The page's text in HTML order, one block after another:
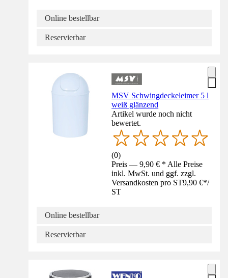
Online bestellbar
Reservierbar
MSV Schwingdeckeleimer 5 l
weiß glänzend
Artikel wurde noch nicht
bewertet.
(0)
Preis — 9,90 € * Alle Preise
inkl. MwSt. und ggf. zzgl.
Versandkosten pro ST9,90 €*/
ST
Online bestellbar
Reservierbar